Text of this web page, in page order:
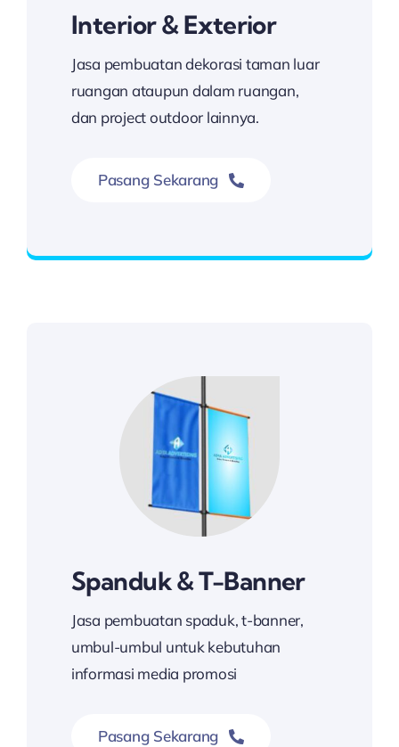
Interior & Exterior
Jasa pembuatan dekorasi taman luar
ruangan ataupun dalam ruangan,
dan project outdoor lainnya.
Pasang Sekarang
Spanduk & T-Banner
Jasa pembuatan spaduk, t-banner,
umbul-umbul untuk kebutuhan
informasi media promosi
Pasang Sekarang